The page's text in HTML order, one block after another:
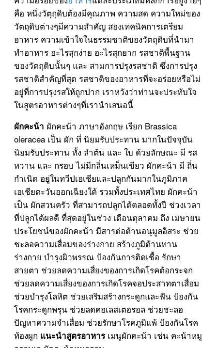
คือ หนึ่งวัตุถุดิบต้องมีคุณภาพ ความสด ความใหม่ของ
วัตถุดิบต่างๆมีความสำคัญ สองเทคนิคการเตรียม
อาหาร ความเข้าใจในธรรมชาติของวัตถุดิบที่นำมา
ทำอาหาร อะไรสุกง่าย อะไรสุกยาก รสชาติพื้นฐาน
ของวัตถุดิบนั้นๆ และ สามการปรุงรสชาติ ซึ่งการปรุง
รสชาติสำคัญที่สุด รสชาติของอาหารที่จะอร่อยหรือไม่
อยูู่ที่การปรุงรสให้ถูกปาก เราหวังว่าท่านจะประทับใจ
ในสูตรอาหารต่างๆที่เรานำเสนอนี้
ผักคะน้า ผักคะน้า ภาษาอังกฤษ เรียก Brassica
oleracea เป็น ผัก ที่ นิยมรับประทาน มากในปัจจุบัน
นิยมรับประทาน ทั้ง ลำต้น และ ใบ ด้วยลักษณะ มี รส
หวาน และ กรอบ ไม่มีกลิ่นเหม็นเขียว ผักคะน้า มี ถิ่น
กำเนิด อยู่ในทวีปเอเชียและปลูกกันมากในภูมิภาค
เอเชียตะวันออกเฉียงใต้ รวมทั้งประเทศไทย ผักคะน้า
เป็น ผักสวนครัว ที่สามารถปลูกได้ตลอดทั้งปี ช่วงเวลา
ที่ปลูกได้ผลดี ที่สุดอยู่ในช่วง เดือนตุลาคม ถึง เมษายน
ประโยชน์ของผักคะน้า มีสารต่อต้านอนุมูลอิสระ ช่วย
ชะลอความเสื่อมของร่างกาย สร้างภูมิต้านทาน
ร่างกาย บำรุงผิวพรรณ ป้องกันการติดเชื้อ รักษา
สายตา ช่วยลดความเสี่ยงของการเกิดโรคต้อกระจก
ช่วยลดความเสี่ยงของการเกิดโรคจอประสาทตาเสื่อม
ช่วยบำรุงโลหิต ช่วยเสริมสร้างกระดูกและฟัน ป้องกัน
โรคกระดูกพรุน ช่วยลดคอเลสเตอรอล ช่วยชะลอ
ปัญหาความจำเสื่อม ช่วยรักษาโรคภูมิแพ้ ป้องกันโรค
ท้องผูก แนะนำสูตรอาหาร เมนูผักคะน้า เช่น คะน้าหมู